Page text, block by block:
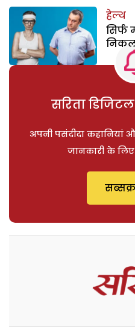
हेल्थ
सिर्फ
सरिता
अपनी पसंदीदा कहानियां
जानकारी के